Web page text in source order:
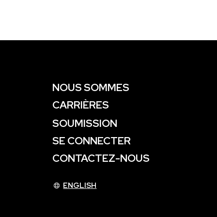
NOUS SOMMES
CARRIÈRES
SOUMISSION
SE CONNECTER
CONTACTEZ-NOUS
ENGLISH